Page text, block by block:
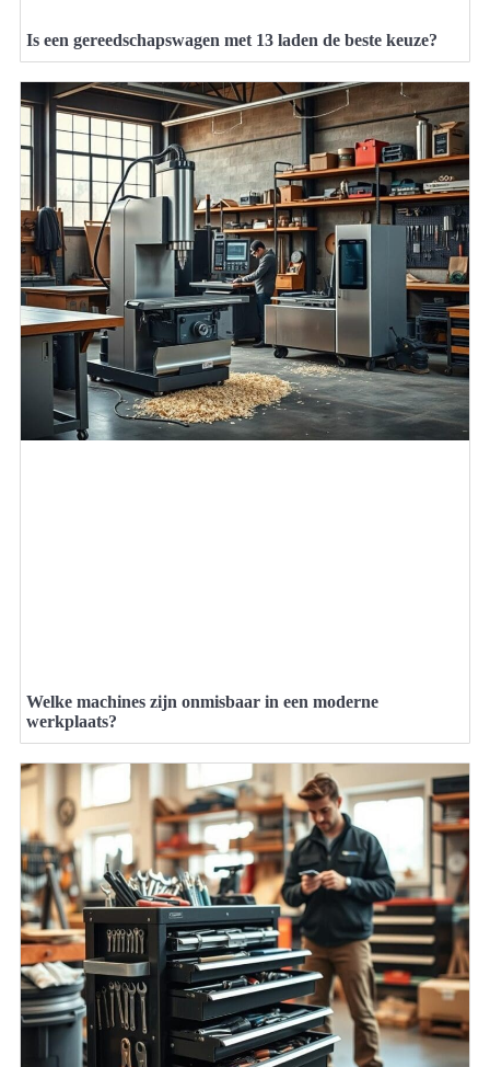
Is een gereedschapswagen met 13 laden de beste keuze?
Welke machines zijn onmisbaar in een moderne
werkplaats?